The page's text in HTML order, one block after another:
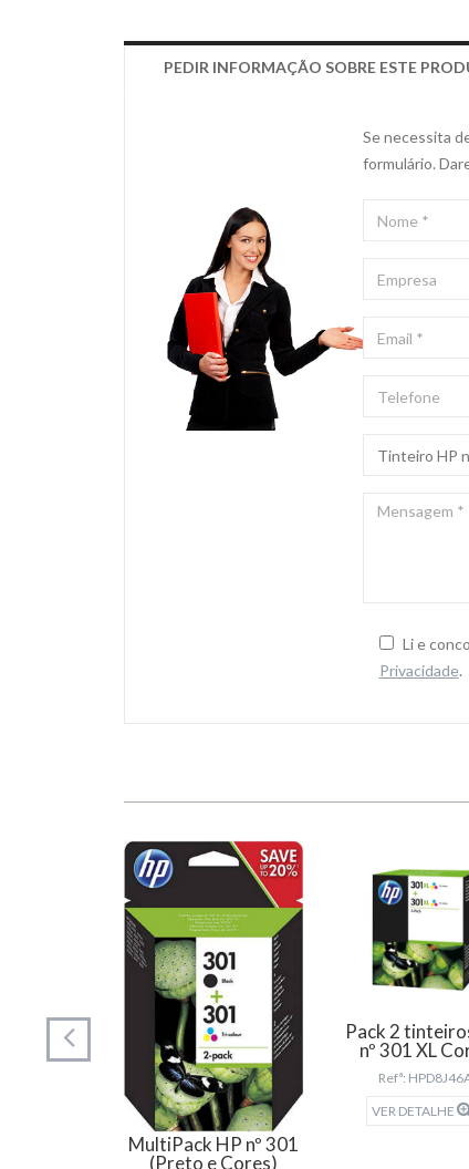
PEDIR INFORMAÇÃO SOBRE ESTE
Se necessita
formulário.
*
Li e
Privacidade.
nº82
MultiPack HP nº 301
(Preto e Cores)
Pack 2
nº 301 XL
Refª:
VER DETALHE